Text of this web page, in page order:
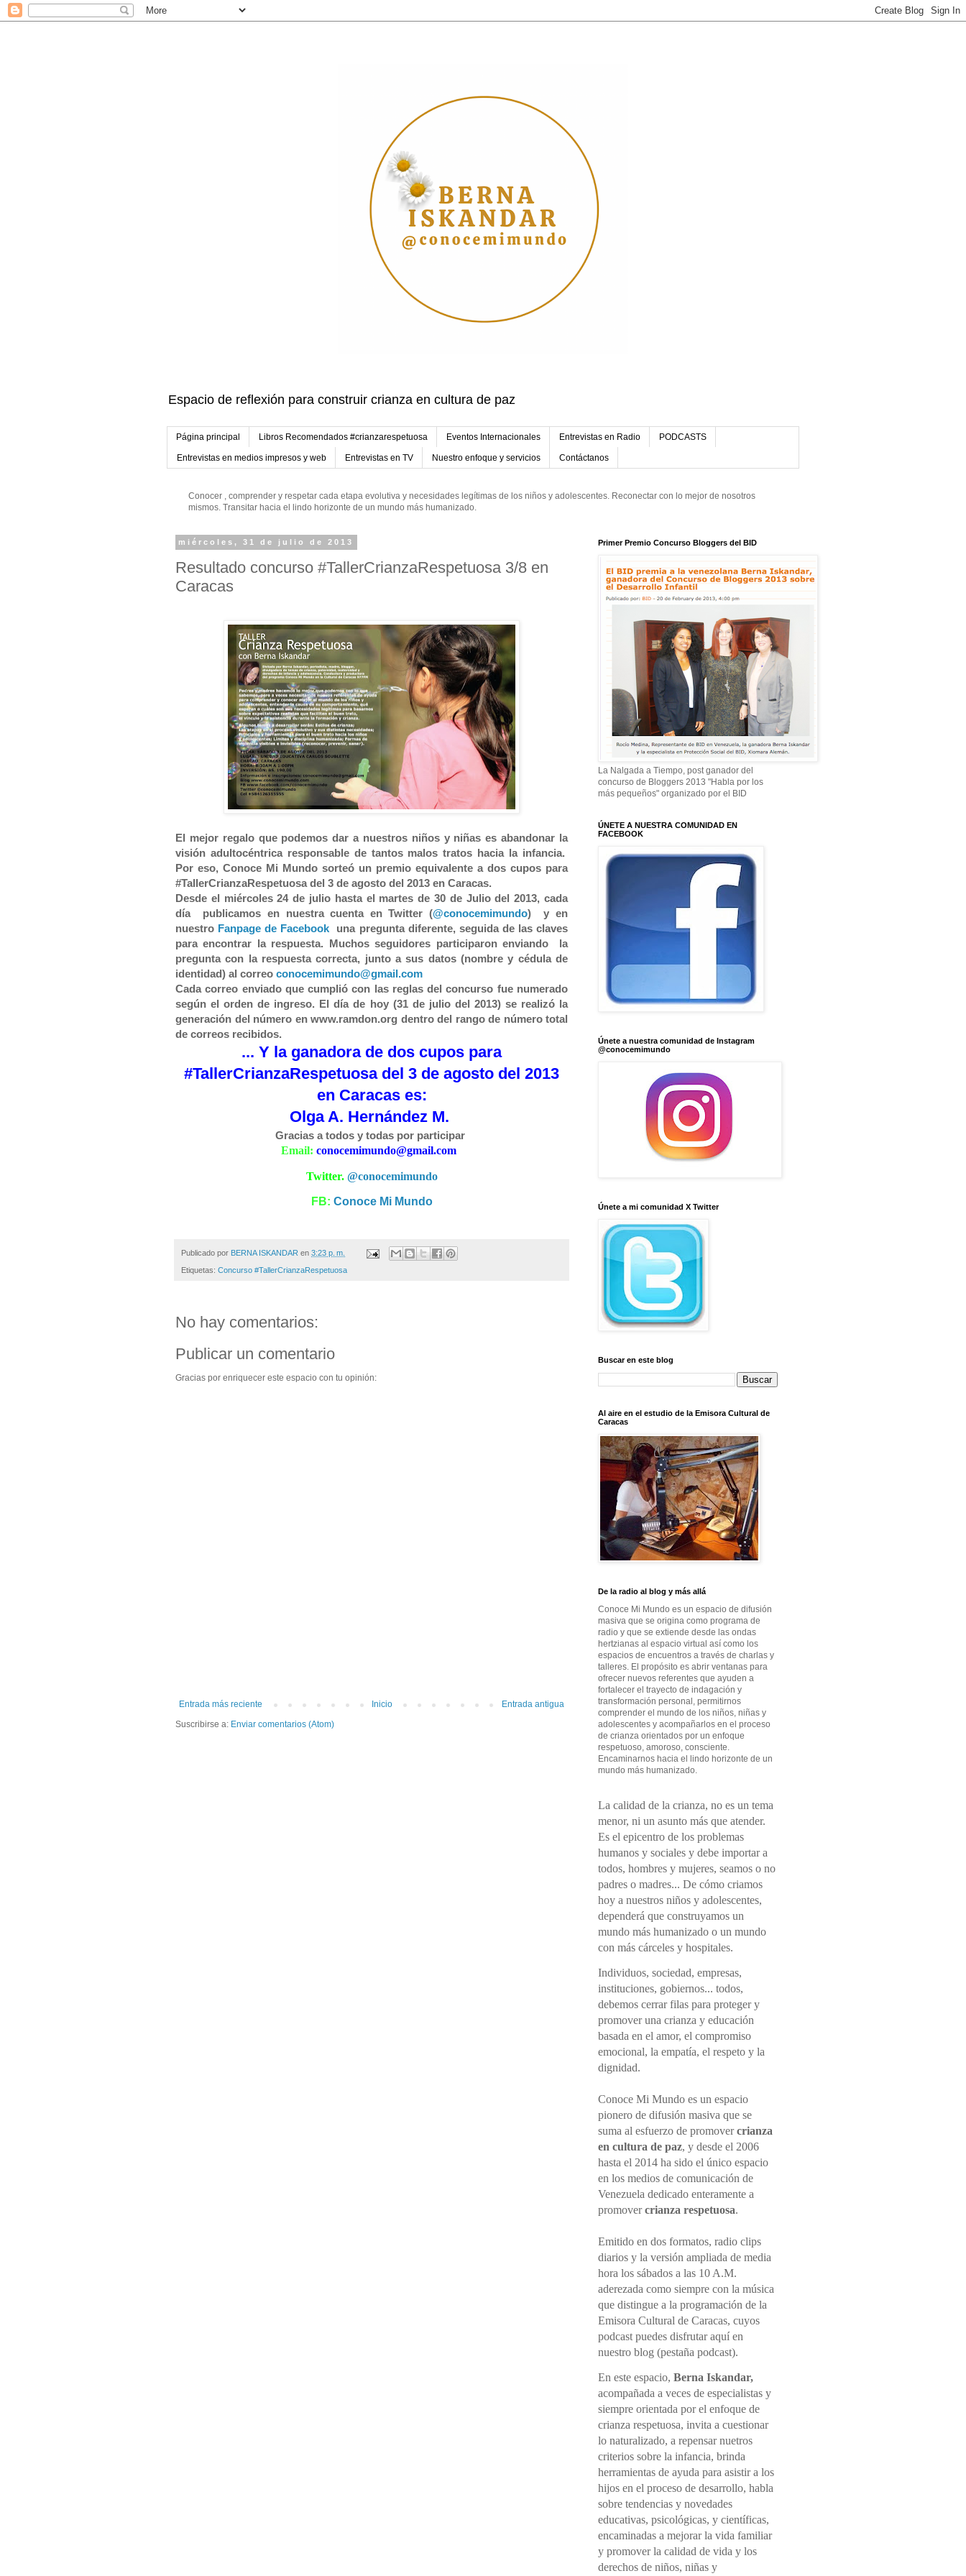
Espacio de reflexión para construir crianza en cultura de paz
Página principal Libros Recomendados #crianzarespetuosa Eventos Internacionales Entrevistas en Radio PODCASTS
Entrevistas en medios impresos y web Entrevistas en TV Nuestro enfoque y servicios Contáctanos
Conocer , comprender y respetar cada etapa evolutiva y necesidades legítimas de los niños y adolescentes. Reconectar con lo mejor de nosotros
mismos. Transitar hacia el lindo horizonte de un mundo más humanizado.
miércoles, 31 de julio de 2013
Resultado concurso #TallerCrianzaRespetuosa 3/8 en
Caracas
El mejor regalo que podemos dar a nuestros niños y niñas es abandonar la
visión adultocéntrica responsable de tantos malos tratos hacia la infancia.
Por eso, Conoce Mi Mundo sorteó un premio equivalente a dos cupos para
#TallerCrianzaRespetuosa del 3 de agosto del 2013 en Caracas.
Desde el miércoles 24 de julio hasta el martes de 30 de Julio del 2013, cada
día publicamos en nuestra cuenta en Twitter (@conocemimundo) y en
nuestro Fanpage de Facebook una pregunta diferente, seguida de las claves
para encontrar la respuesta. Muchos seguidores participaron enviando la
pregunta con la respuesta correcta, junto a sus datos (nombre y cédula de
identidad) al correo conocemimundo@gmail.com
Cada correo enviado que cumplió con las reglas del concurso fue numerado
según el orden de ingreso. El día de hoy (31 de julio del 2013) se realizó la
generación del número en www.ramdon.org dentro del rango de número total
de correos recibidos.
... Y la ganadora de dos cupos para
#TallerCrianzaRespetuosa del 3 de agosto del 2013
en Caracas es:
Olga A. Hernández M.
Gracias a todos y todas por participar
Email: conocemimundo@gmail.com
Twitter. @conocemimundo
FB: Conoce Mi Mundo
Publicado por BERNA ISKANDAR en 3:23 p. m.
Etiquetas: Concurso #TallerCrianzaRespetuosa
No hay comentarios:
Publicar un comentario
Gracias por enriquecer este espacio con tu opinión:
Entrada más reciente Entrada antigua
Inicio
Suscribirse a: Enviar comentarios (Atom)
Primer Premio Concurso Bloggers del BID
La Nalgada a Tiempo, post ganador del
concurso de Bloggers 2013 "Habla por los
más pequeños" organizado por el BID
ÚNETE A NUESTRA COMUNIDAD EN
FACEBOOK
Únete a nuestra comunidad de Instagram
@conocemimundo
Únete a mi comunidad X Twitter
Buscar en este blog
Al aire en el estudio de la Emisora Cultural de
Caracas
De la radio al blog y más allá
Conoce Mi Mundo es un espacio de difusión
masiva que se origina como programa de
radio y que se extiende desde las ondas
hertzianas al espacio virtual así como los
espacios de encuentros a través de charlas y
talleres. El propósito es abrir ventanas para
ofrecer nuevos referentes que ayuden a
fortalecer el trayecto de indagación y
transformación personal, permitirnos
comprender el mundo de los niños, niñas y
adolescentes y acompañarlos en el proceso
de crianza orientados por un enfoque
respetuoso, amoroso, consciente.
Encaminarnos hacia el lindo horizonte de un
mundo más humanizado.
La calidad de la crianza, no es un tema
menor, ni un asunto más que atender.
Es el epicentro de los problemas
humanos y sociales y debe importar a
todos, hombres y mujeres, seamos o no
padres o madres... De cómo criamos
hoy a nuestros niños y adolescentes,
dependerá que construyamos un
mundo más humanizado o un mundo
con más cárceles y hospitales.
Individuos, sociedad, empresas,
instituciones, gobiernos... todos,
debemos cerrar filas para proteger y
promover una crianza y educación
basada en el amor, el compromiso
emocional, la empatía, el respeto y la
dignidad.
Conoce Mi Mundo es un espacio
pionero de difusión masiva que se
suma al esfuerzo de promovercrianza
en cultura de paz, y desde el 2006
hasta el 2014 ha sido el único espacio
en los medios de comunicación de
Venezuela dedicado enteramente a
promovercrianza respetuosa.
Emitido en dos formatos, radio clips
diarios y la versión ampliada de media
hora los sábados a las 10 A.M.
aderezada como siempre con la música
que distingue a la programación de la
Emisora Cultural de Caracas, cuyos
podcast puedes disfrutar aquí en
nuestro blog (pestaña podcast).
En este espacio, Berna Iskandar,
acompañada a veces de especialistas y
siempre orientada por el enfoque de
crianza respetuosa, invita a cuestionar
lo naturalizado, a repensar nuetros
criterios sobre la infancia, brinda
herramientas de ayuda para asistir a los
hijos en el proceso de desarrollo, habla
sobre tendencias y novedades
educativas, psicológicas, y científicas,
encaminadas a mejorar la vida familiar
y promover la calidad de vida y los
derechos de niños, niñas y